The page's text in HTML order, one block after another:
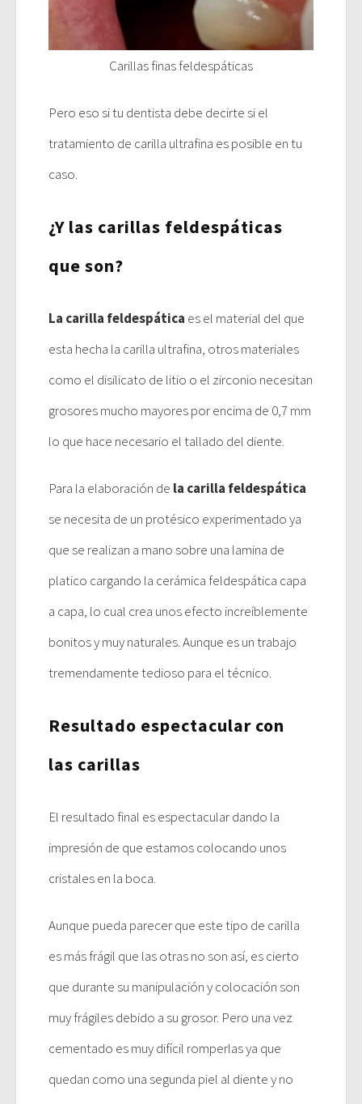
Carillas finas feldespáticas
Pero eso si tu dentista debe decirte si el
tratamiento de carilla ultrafina es posible en tu
caso.
¿Y las carillas feldespáticas
que son?
La carilla feldespática es el material del que
esta hecha la carilla ultrafina, otros materiales
como el disilicato de litio o el zirconio necesitan
grosores mucho mayores por encima de 0,7 mm
lo que hace necesario el tallado del diente.
Para la elaboración de la carilla feldespática
se necesita de un protésico experimentado ya
que se realizan a mano sobre una lamina de
platico cargando la cerámica feldespática capa
a capa, lo cual crea unos efecto increíblemente
bonitos y muy naturales. Aunque es un trabajo
tremendamente tedioso para el técnico.
Resultado espectacular con
las carillas
El resultado final es espectacular dando la
impresión de que estamos colocando unos
cristales en la boca.
Aunque pueda parecer que este tipo de carilla
es más frágil que las otras no son así, es cierto
que durante su manipulación y colocación son
muy frágiles debido a su grosor. Pero una vez
cementado es muy difícil romperlas ya que
quedan como una segunda piel al diente y no